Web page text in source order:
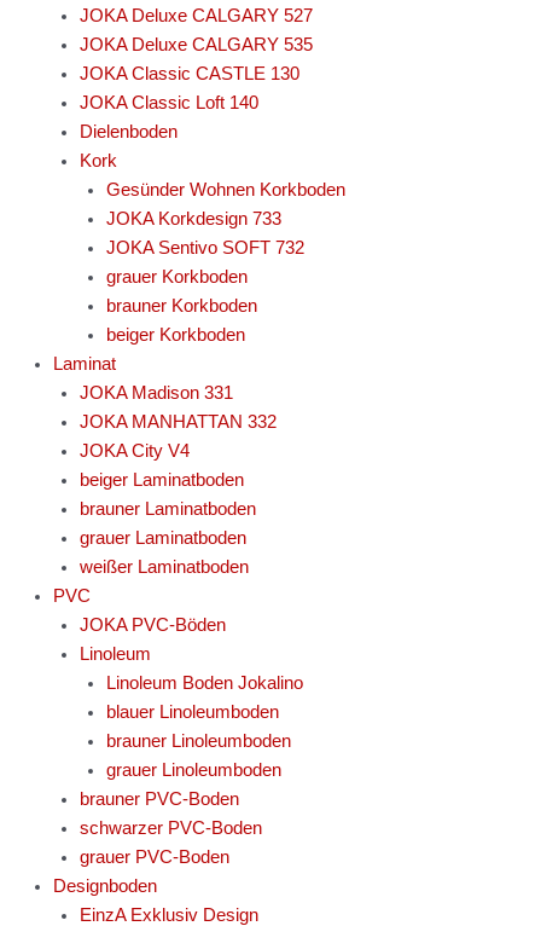
JOKA Deluxe CALGARY 527
JOKA Deluxe CALGARY 535
JOKA Classic CASTLE 130
JOKA Classic Loft 140
Dielenboden
Kork
Gesünder Wohnen Korkboden
JOKA Korkdesign 733
JOKA Sentivo SOFT 732
grauer Korkboden
brauner Korkboden
beiger Korkboden
Laminat
JOKA Madison 331
JOKA MANHATTAN 332
JOKA City V4
beiger Laminatboden
brauner Laminatboden
grauer Laminatboden
weißer Laminatboden
PVC
JOKA PVC-Böden
Linoleum
Linoleum Boden Jokalino
blauer Linoleumboden
brauner Linoleumboden
grauer Linoleumboden
brauner PVC-Boden
schwarzer PVC-Boden
grauer PVC-Boden
Designboden
EinzA Exklusiv Design